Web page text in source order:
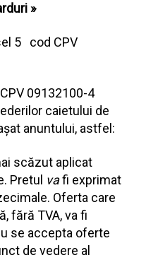
»
5 cod CPV
09132100-4
caietului de
anuntului, astfel:
scăzut aplicat
Pretul vafi exprimat
Oferta care
fără TVA, va fi
se accepta oferte
de vedere al